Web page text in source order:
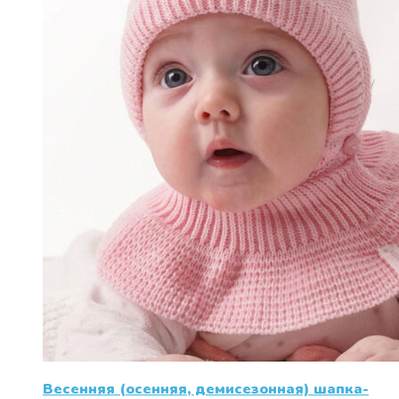
странице
товара.
Весенняя (осенняя, демисезонная) шапка-